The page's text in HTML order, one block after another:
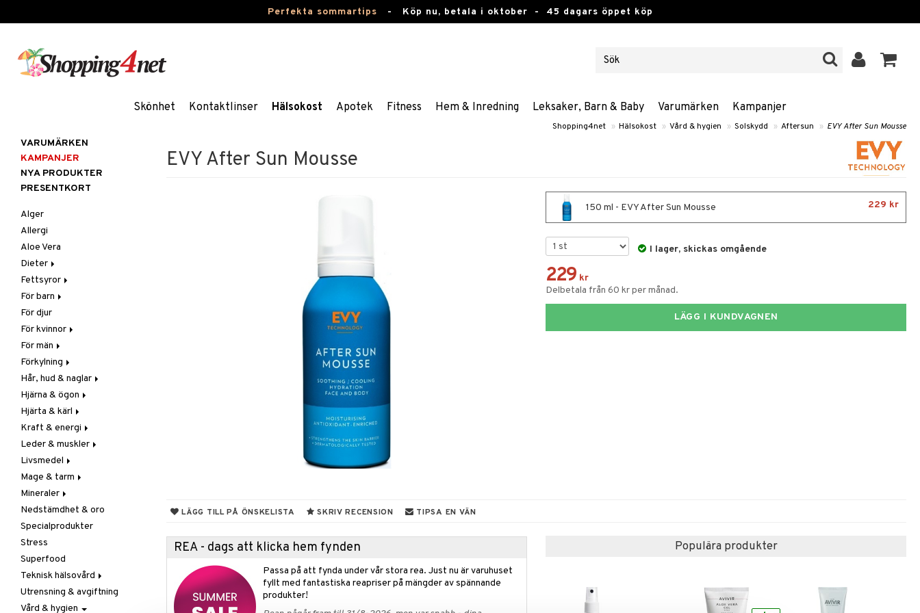
Perfekta sommartips - Köp nu, betala i oktober - 45 dagars öppet köp
Skönhet Kontaktlinser Hälsokost Apotek Fitness Hem & Inredning Leksaker, Barn & Baby Varumärken Kampanjer
Shopping4net » Hälsokost » Vård & hygien » Solskydd » Aftersun » EVY After Sun Mousse
EVY After Sun Mousse
150 ml - EVY After Sun Mousse 229 kr
I lager, skickas omgående
229 kr
Delbetala från 60 kr per månad.
LÄGG I KUNDVAGNEN
LÄGG TILL PÅ ÖNSKELISTA SKRIV RECENSION TIPSA EN VÄN
REA - dags att klicka hem fynden
Passa på att fynda under vår stora rea. Just nu är varuhuset
fyllt med fantastiska reapriser på mängder av spännande
produkter!
Populära produkter
VARUMÄRKEN
KAMPANJER
NYA PRODUKTER
PRESENTKORT
Alger
Allergi
Aloe Vera
Dieter
Glutenintolerans
LCHF
Raw Food
Fettsyror
Marina fettsyror
Veg fettsyror
För barn
Fettsyror
Hudvård
Vitamin & mineral
För djur
För kvinnor
Graviditet & amning
Klimakterie & PMS
Näringstillskott
Övriga
Sex & lust
Skelett
Urinvägar
För män
Näringstillskott
Övriga
Prostata
Sex & lust
Förkylning
C-vitamin
Förebyggande &
lindrande
Hostdämpande
Öron, näsa & hals
Övriga
Virushämmande
Vitlök
Hår, hud & naglar
Hår
Kosttillskott
Sol & pigment
Hjärna & ögon
Fettsyror
Minne
Ögon
Hjärta & kärl
Ginkgo biloba
Kärlstärkande
Kolesterolsänkande
Marina fettsyror
Veg fettsyror
Kraft & energi
Ginseng
Övriga
Prestation
Q-10
Rosenrot
Schizandra
Leder & muskler
Kosttillskott
Utvärtes
Livsmedel
Bars
Choklad
Diverse
Drycker
Förvaring
Frukt, frö & nötter
Groddning
Kokos
Kryddor & buljong
Mage & tarm
Drycker
Fibrer
Matsmältning
Syrareglerande
Tarm
Utrensning
Mineraler
Järn
Kalcium
Krom
Magnesium
Multimineraler
Övriga
Selen
Nedstämdhet & oro
Specialprodukter
Stress
Superfood
Teknisk hälsovård
Ljusterapi
Luftfuktare
Utrensning & avgiftning
Vård & hygien